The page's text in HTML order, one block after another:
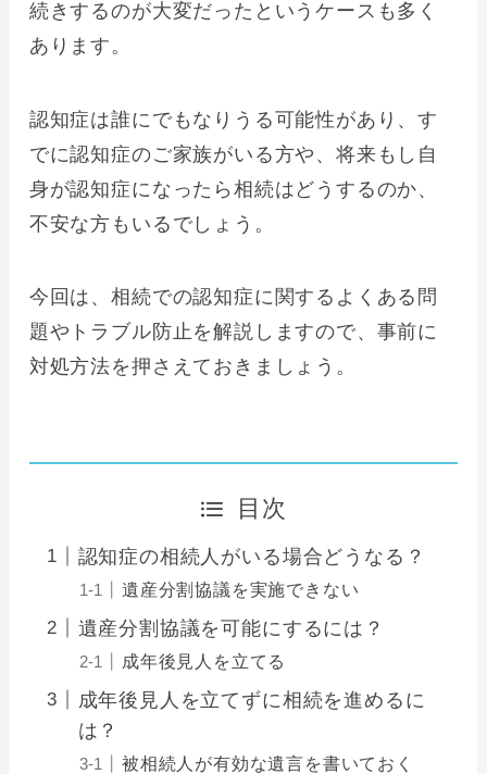
続きするのが大変だったというケースも多く
あります。
認知症は誰にでもなりうる可能性があり、す
でに認知症のご家族がいる方や、将来もし自
身が認知症になったら相続はどうするのか、
不安な方もいるでしょう。
今回は、相続での認知症に関するよくある問
題やトラブル防止を解説しますので、事前に
対処方法を押さえておきましょう。
目次
認知症の相続人がいる場合どうなる？
遺産分割協議を実施できない
遺産分割協議を可能にするには？
成年後見人を立てる
成年後見人を立てずに相続を進めるに
は？
被相続人が有効な遺言を書いておく